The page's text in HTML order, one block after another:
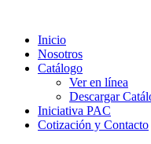
Inicio
Nosotros
Catálogo
Ver en línea
Descargar
Iniciativa PAC
Cotización y Contacto